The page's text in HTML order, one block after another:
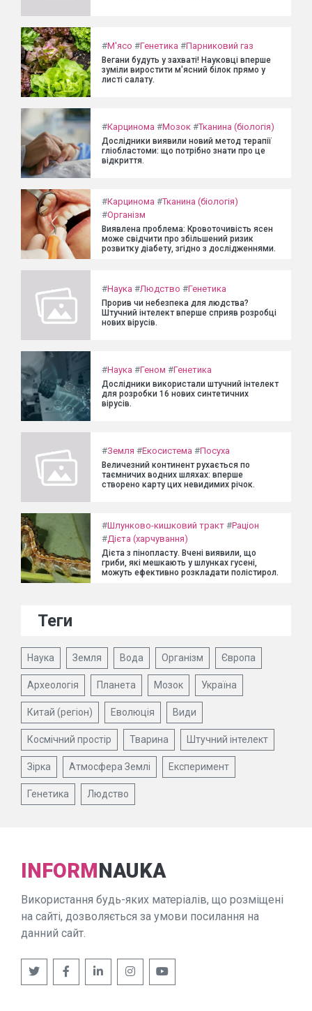
#М'ясо #Генетика #Парниковий газ
Вегани будуть у захваті! Науковці вперше
зуміли виростити м'ясний білок прямо у
листі салату.
#Карцинома #Мозок #Тканина (біологія)
Дослідники виявили новий метод терапії
гліобластоми: що потрібно знати про це
відкриття.
#Карцинома #Тканина (біологія)
#Організм
Виявлена проблема: Кровоточивість ясен
може свідчити про збільшений ризик
розвитку діабету, згідно з дослідженнями.
#Наука #Людство #Генетика
Прорив чи небезпека для людства?
Штучний інтелект вперше сприяв розробці
нових вірусів.
#Наука #Геном #Генетика
Дослідники використали штучний інтелект
для розробки 16 нових синтетичних
вірусів.
#Земля #Екосистема #Посуха
Величезний континент рухається по
таємничих водних шляхах: вперше
створено карту цих невидимих річок.
#Шлунково-кишковий тракт #Раціон
#Дієта (харчування)
Дієта з пінопласту. Вчені виявили, що
гриби, які мешкають у шлунках гусені,
можуть ефективно розкладати полістирол.
Теги
Наука Земля Вода Організм Європа
Археологія Планета Мозок Україна
Китай (регіон) Еволюція Види
Космічний простір Тварина Штучний інтелект
Зірка Атмосфера Землі Експеримент
Генетика Людство
INFORMNAUKA
Використання будь-яких матеріалів, що розміщені
на сайті, дозволяється за умови посилання на
данний сайт.